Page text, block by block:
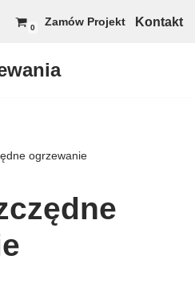
0 Zamów Projekt Kontakt
ogrzewanie